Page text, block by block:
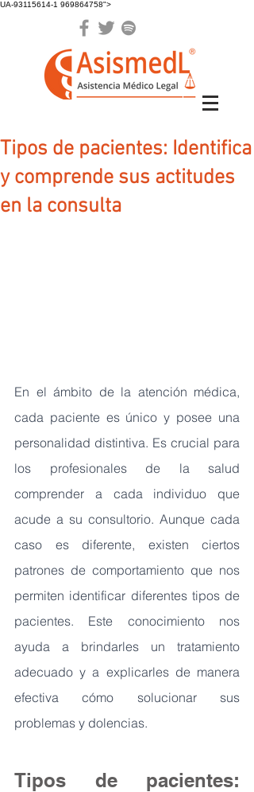
UA-93115614-1 969864758">
Tipos de pacientes: Identifica
y comprende sus actitudes
en la consulta
En el ámbito de la atención médica,
cada paciente es único y posee una
personalidad distintiva. Es crucial para
los profesionales de la salud
comprender a cada individuo que
acude a su consultorio. Aunque cada
caso es diferente, existen ciertos
patrones de comportamiento que nos
permiten identificar diferentes tipos de
pacientes. Este conocimiento nos
ayuda a brindarles un tratamiento
adecuado y a explicarles de manera
efectiva cómo solucionar sus
problemas y dolencias.
Tipos de pacientes: